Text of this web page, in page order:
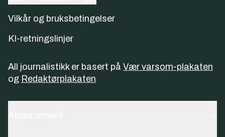
Vilkår og bruksbetingelser
KI-retningslinjer
All journalistikk er basert på Vær varsom-plakaten
og Redaktørplakaten